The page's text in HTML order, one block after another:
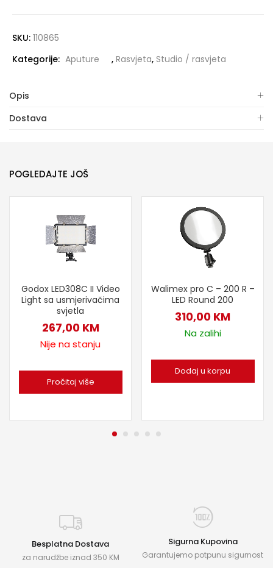
SKU: 110865
Kategorije: Aputure , Rasvjeta, Studio / rasvjeta
Opis
Dostava
POGLEDAJTE JOŠ
Godox LED308C II Video
Light sa usmjerivačima
svjetla
267,00 KM
Nije na stanju
Pročitaj više
Walimex pro C – 200 R –
LED Round 200
310,00 KM
Na zalihi
Dodaj u korpu
Besplatna Dostava
za narudžbe iznad 350 KM
Sigurna Kupovina
Garantujemo potpunu sigurnost